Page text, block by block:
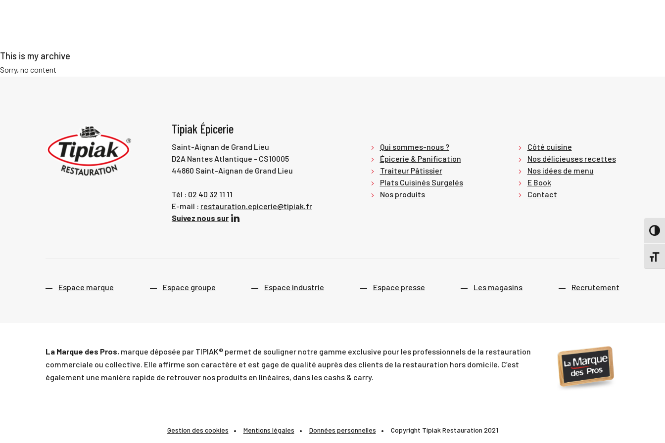
This is my archive
Sorry, no content
Tipiak Épicerie
Saint-Aignan de Grand Lieu
D2A Nantes Atlantique - CS10005
44860 Saint-Aignan de Grand Lieu
Tél : 02 40 32 11 11
E-mail : restauration.epicerie@tipiak.fr
Suivez nous sur
Qui sommes-nous ?
Épicerie & Panification
Traiteur Pâtissier
Plats Cuisinés Surgelés
Nos produits
Côté cuisine
Nos délicieuses recettes
Nos idées de menu
E Book
Contact
Espace marque Espace groupe Espace industrie Espace presse Les magasins Recrutement
La Marque des Pros, marque déposée par TIPIAK® permet de souligner notre gamme exclusive pour les professionnels de la restauration
commerciale ou collective. Elle affirme son caractère et est gage de qualité auprès des clients de la restauration hors domicile. C’est
également une manière rapide de retrouver nos produits en linéaires, dans les cashs & carry.
Gestion des cookies Mentions légales Données personnelles Copyright Tipiak Restauration 2021